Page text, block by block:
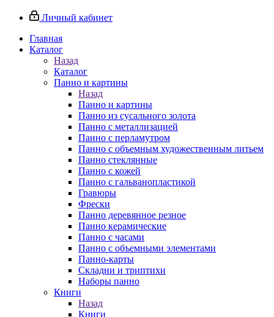
Личный кабинет
Главная
Каталог
Назад
Каталог
Панно и картины
Назад
Панно и картины
Панно из сусального золота
Панно с металлизацией
Панно с перламутром
Панно с объемным художественным литьем
Панно стеклянные
Панно с кожей
Панно с гальванопластикой
Гравюры
Фрески
Панно деревянное резное
Панно керамические
Панно с часами
Панно с объемными элементами
Панно-карты
Складни и триптихи
Наборы панно
Книги
Назад
Книги